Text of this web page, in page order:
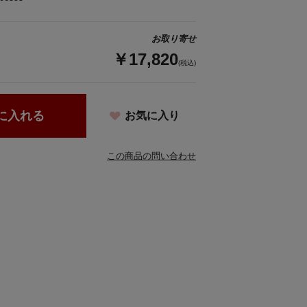
お取り寄せ
￥17,820(税込)
入れる お気に入り
この商品の問い合わせ